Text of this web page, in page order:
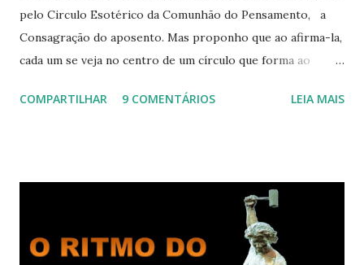
pelo Circulo Esotérico da Comunhão do Pensamento, a
Consagração do aposento. Mas proponho que ao afirma-la,
cada um se veja no centro de um círculo que forma ao
cada um de nós mesmos. Um círculo que cresce e se
relacionamos e vai se ampliando e tocando os círculos
iluminados daqueles com que cooperamos, formando um
círculo cada vez maior de Paz e Harmonia. CONSAGRAÇÃO
COMPARTILHAR 9 COMENTÁRIOS LEIA MAIS